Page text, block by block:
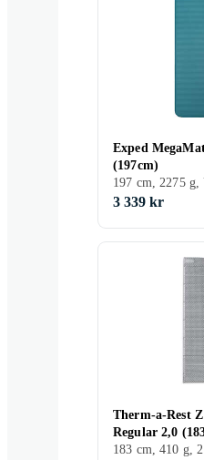
Exped
(197cm)
197 cm, 2275 g,
3 339 kr
Therm-a-Rest
Regular 2,0
183 cm, 410 g, 2